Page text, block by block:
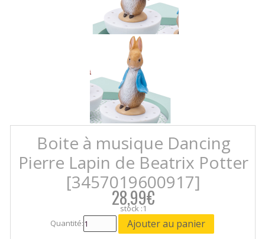
Boite à musique Dancing
Pierre Lapin de Beatrix Potter
[3457019600917]
28,99€
stock :1
Quantité: